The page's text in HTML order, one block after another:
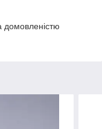
домовленістю